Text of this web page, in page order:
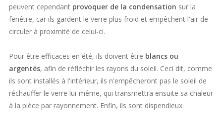
peuvent cependant provoquer de la condensation sur la
fenêtre, car ils gardent le verre plus froid et empêchent l'air de
circuler à proximité de celui-ci.
Pour être efficaces en été, ils doivent être blancs ou
argentés, afin de réfléchir les rayons du soleil. Ceci dit, comme
ils sont installés à l'intérieur, ils n'empêcheront pas le soleil de
réchauffer le verre lui-même, qui transmettra ensuite sa chaleur
à la pièce par rayonnement. Enfin, ils sont dispendieux.